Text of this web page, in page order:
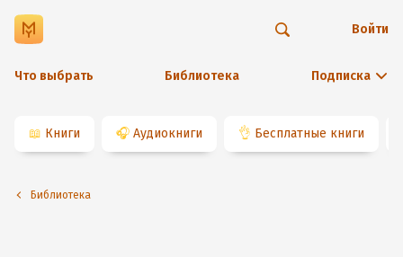
Что выбрать Библиотека Подписка
Войти
📖 Книги 🎧 Аудиокниги 👌 Бесплатные книги
Библиотека